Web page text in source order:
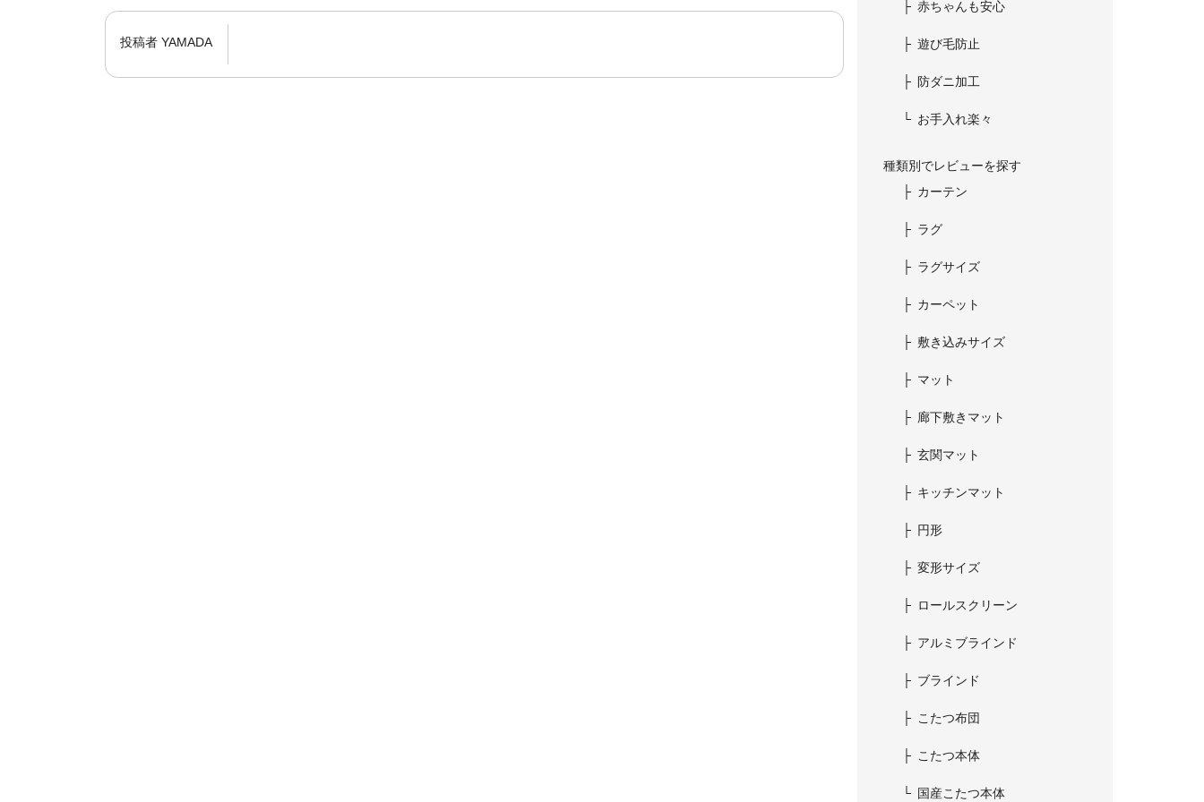
投稿者 YAMADA
赤ちゃんも安心
遊び毛防止
防ダニ加工
お手入れ楽々
種類別でレビューを探す
カーテン
ラグ
ラグサイズ
カーペット
敷き込みサイズ
マット
廊下敷きマット
玄関マット
キッチンマット
円形
変形サイズ
ロールスクリーン
アルミブラインド
ブラインド
こたつ布団
こたつ本体
国産こたつ本体